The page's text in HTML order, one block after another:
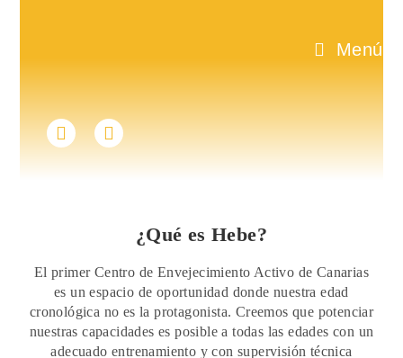
Menú
¿Qué es Hebe?
El primer Centro de Envejecimiento Activo de Canarias
es un espacio de oportunidad donde nuestra edad
cronológica no es la protagonista. Creemos que potenciar
nuestras capacidades es posible a todas las edades con un
adecuado entrenamiento y con supervisión técnica